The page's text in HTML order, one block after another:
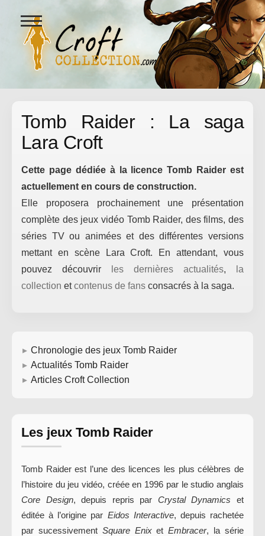
Figurines Lara Croft et
Ouvrir
le
menu
Tomb Raider : La saga
Lara Croft
Cette page dédiée à la licence Tomb Raider est
actuellement en cours de construction.
Elle proposera prochainement une présentation
complète des jeux vidéo Tomb Raider, des films, des
séries TV ou animées et des différentes versions
mettant en scène Lara Croft. En attendant, vous
pouvez découvrir les dernières actualités, la
collection etcontenus de fans consacrés à la saga.
Chronologie des jeux Tomb Raider
Actualités Tomb Raider
Articles Croft Collection
Les jeux Tomb Raider
Tomb Raider est l’une des licences les plus célèbres de
l’histoire du jeu vidéo, créée en 1996 par le studio anglais
Core Design, depuis repris par Crystal Dynamics et
éditée à l’origine par Eidos Interactive, depuis rachetée
par sucessivement Square EnixetEmbracer, la série